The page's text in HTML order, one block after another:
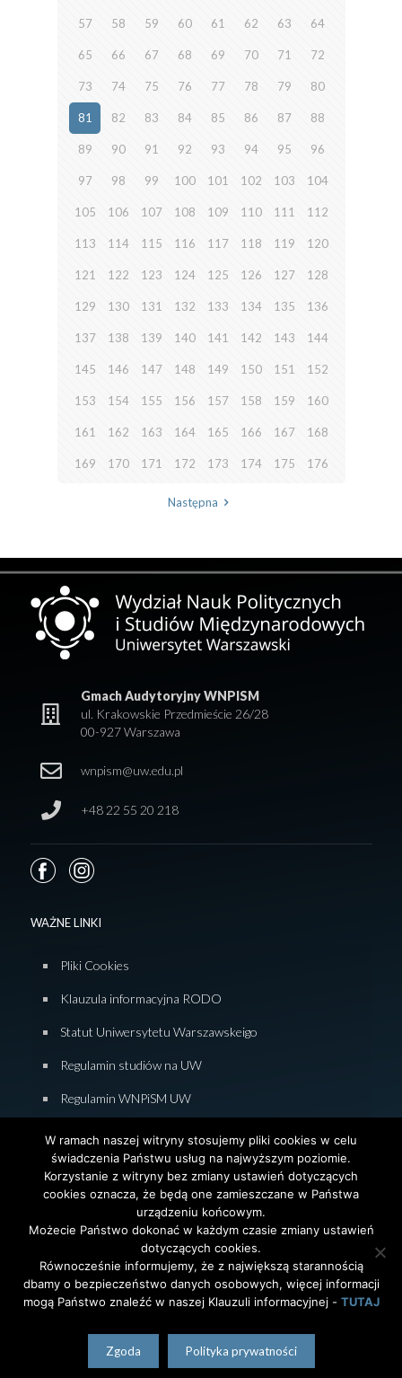
57 58 59 60 61 62 63 64
65 66 67 68 69 70 71 72
73 74 75 76 77 78 79 80
81 82 83 84 85 86 87 88
89 90 91 92 93 94 95 96
97 98 99 100 101 102 103 104
105 106 107 108 109 110 111 112
113 114 115 116 117 118 119 120
121 122 123 124 125 126 127 128
129 130 131 132 133 134 135 136
137 138 139 140 141 142 143 144
145 146 147 148 149 150 151 152
153 154 155 156 157 158 159 160
161 162 163 164 165 166 167 168
169 170 171 172 173 174 175 176
Następna
Gmach Audytoryjny WNPISM
ul. Krakowskie Przedmieście 26/28
00-927 Warszawa
wnpism@uw.edu.pl
+48 22 55 20 218
WAŻNE LINKI
Pliki Cookies
Klauzula informacyjna RODO
Statut Uniwersytetu Warszawskeigo
Regulamin studiów na UW
Regulamin WNPiSM UW
Deklaracja dostępności WNPiSM
© 2026 Wydział Nauk Politycznych i Studiów
Międzynarodowych. Uniwersytet Warszawski. All Rights
Reserved. Projekt i realizacja stronyAgencjaInterAktywni
W ramach naszej witryny stosujemy pliki cookies w celu
świadczenia Państwu usług na najwyższym poziomie.
Korzystanie z witryny bez zmiany ustawień dotyczących
cookies oznacza, że będą one zamieszczane w Państwa
urządzeniu końcowym.
Możecie Państwo dokonać w każdym czasie zmiany ustawień
dotyczących cookies.
Równocześnie informujemy, że z największą starannością
dbamy o bezpieczeństwo danych osobowych, więcej informacji
mogą Państwo znaleźć w naszej Klauzuli informacyjnej - TUTAJ
Zgoda Polityka prywatności